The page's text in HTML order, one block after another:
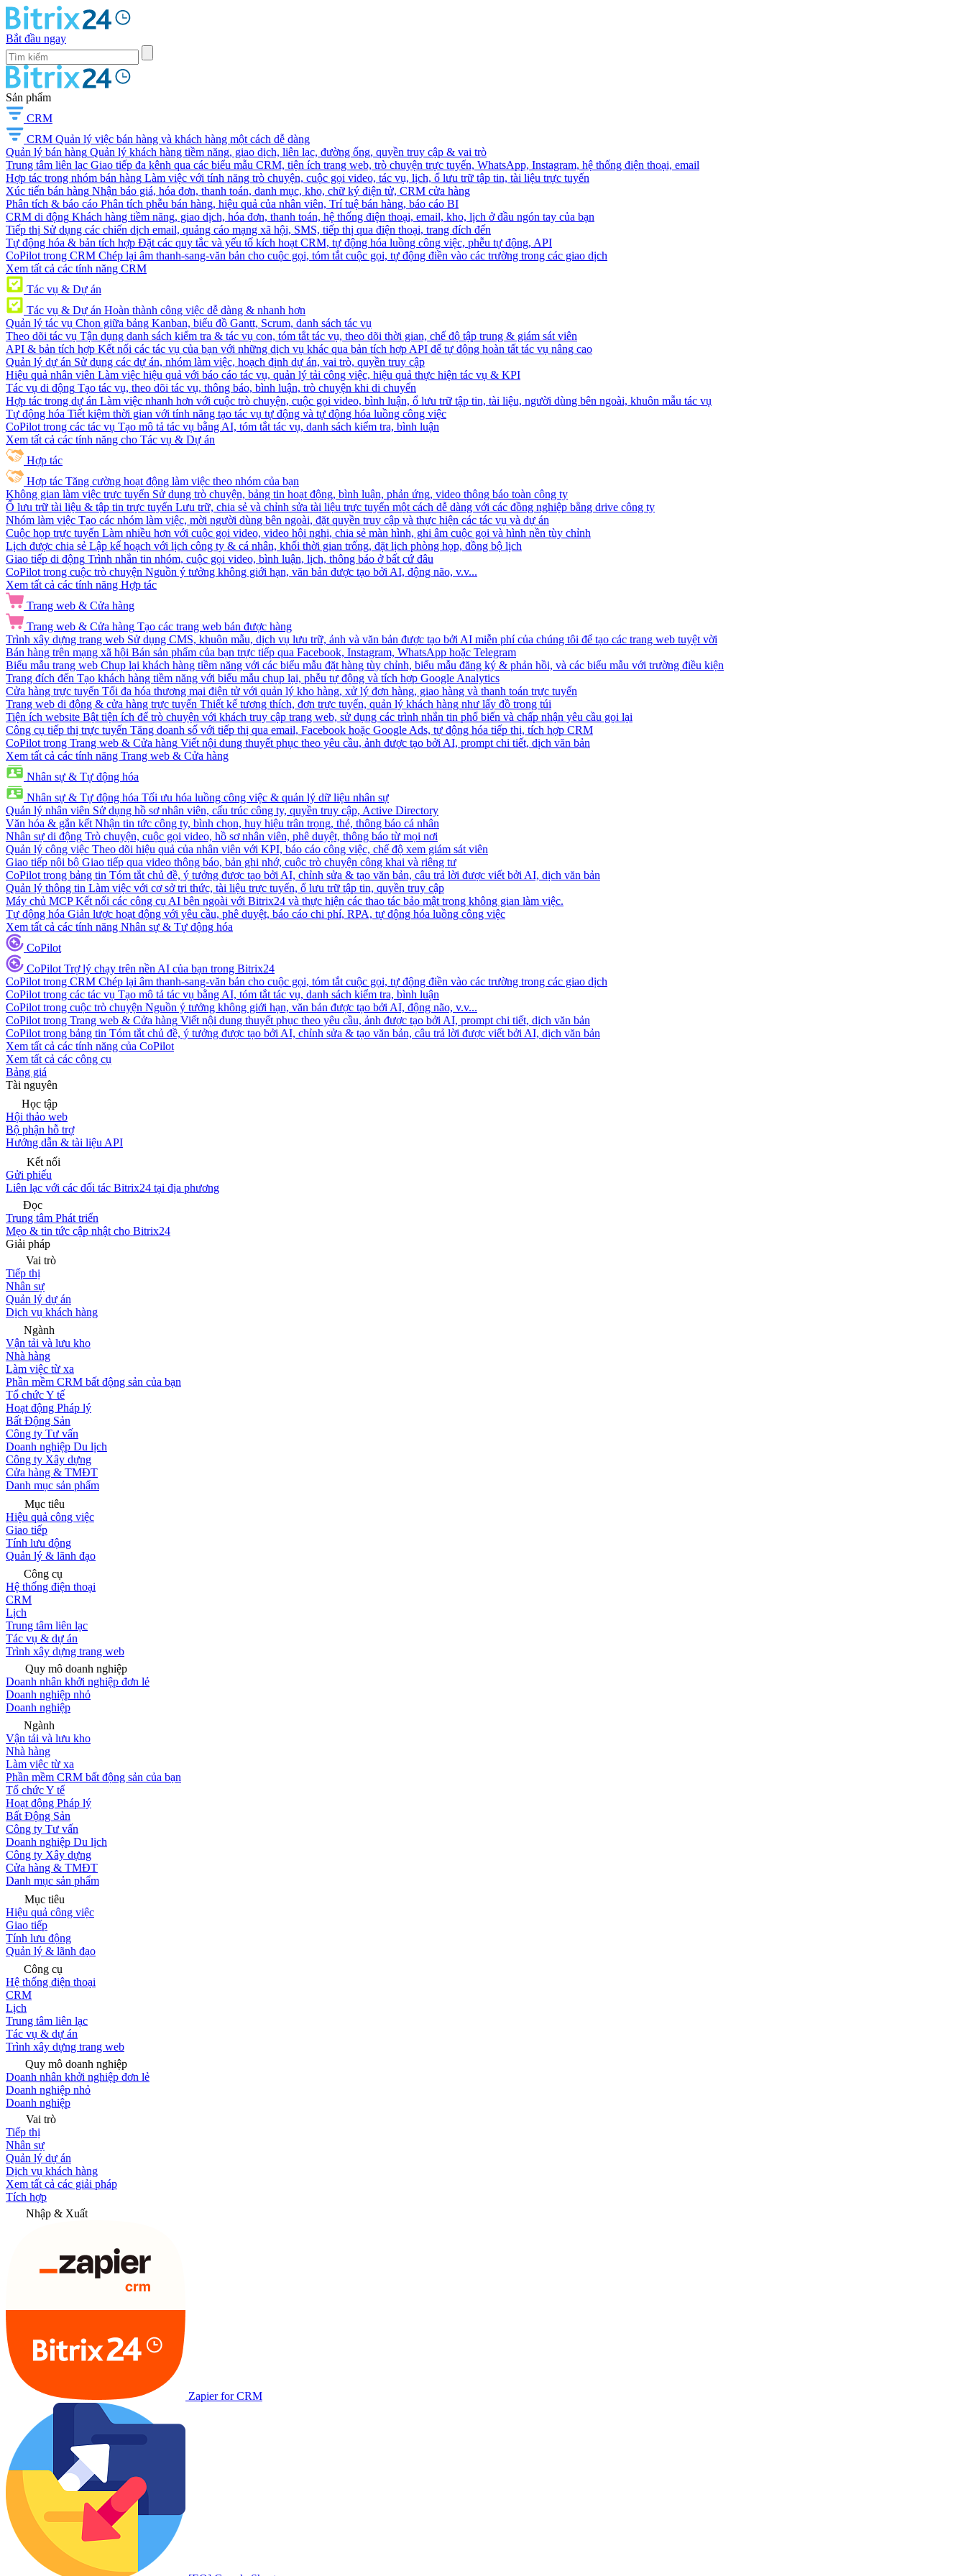
Bắt đầu ngay
Sản phẩm
CRM
CRM Quản lý việc bán hàng và khách hàng một cách dễ dàng
Quản lý bán hàng Quản lý khách hàng tiềm năng, giao dịch, liên lạc, đường ống, quyền truy cập & vai trò
Trung tâm liên lạc Giao tiếp đa kênh qua các biểu mẫu CRM, tiện ích trang web, trò chuyện trực tuyến, WhatsApp, Instagram, hệ thống điện thoại, email
Hợp tác trong nhóm bán hàng Làm việc với tính năng trò chuyện, cuộc gọi video, tác vụ, lịch, ổ lưu trữ tập tin, tài liệu trực tuyến
Xúc tiến bán hàng Nhận báo giá, hóa đơn, thanh toán, danh mục, kho, chữ ký điện tử, CRM cửa hàng
Phân tích & báo cáo Phân tích phễu bán hàng, hiệu quả của nhân viên, Trí tuệ bán hàng, báo cáo BI
CRM di động Khách hàng tiềm năng, giao dịch, hóa đơn, thanh toán, hệ thống điện thoại, email, kho, lịch ở đầu ngón tay của bạn
Tiếp thị Sử dụng các chiến dịch email, quảng cáo mạng xã hội, SMS, tiếp thị qua điện thoại, trang đích đến
Tự động hóa & bản tích hợp Đặt các quy tắc và yếu tố kích hoạt CRM, tự động hóa luồng công việc, phễu tự động, API
CoPilot trong CRM Chép lại âm thanh-sang-văn bản cho cuộc gọi, tóm tắt cuộc gọi, tự động điền vào các trường trong các giao dịch
Xem tất cả các tính năng CRM
Tác vụ & Dự án
Tác vụ & Dự án Hoàn thành công việc dễ dàng & nhanh hơn
Quản lý tác vụ Chọn giữa bảng Kanban, biểu đồ Gantt, Scrum, danh sách tác vụ
Theo dõi tác vụ Tận dụng danh sách kiểm tra & tác vụ con, tóm tắt tác vụ, theo dõi thời gian, chế độ tập trung & giám sát viên
API & bản tích hợp Kết nối các tác vụ của bạn với những dịch vụ khác qua bản tích hợp API để tự động hoàn tất tác vụ nâng cao
Quản lý dự án Sử dụng các dự án, nhóm làm việc, hoạch định dự án, vai trò, quyền truy cập
Hiệu quả nhân viên Làm việc hiệu quả với báo cáo tác vụ, quản lý tải công việc, hiệu quả thực hiện tác vụ & KPI
Tác vụ di động Tạo tác vụ, theo dõi tác vụ, thông báo, bình luận, trò chuyện khi di chuyển
Hợp tác trong dự án Làm việc nhanh hơn với cuộc trò chuyện, cuộc gọi video, bình luận, ổ lưu trữ tập tin, tài liệu, người dùng bên ngoài, khuôn mẫu tác vụ
Tự động hóa Tiết kiệm thời gian với tính năng tạo tác vụ tự động và tự động hóa luồng công việc
CoPilot trong các tác vụ Tạo mô tả tác vụ bằng AI, tóm tắt tác vụ, danh sách kiểm tra, bình luận
Xem tất cả các tính năng cho Tác vụ & Dự án
Hợp tác
Hợp tác Tăng cường hoạt động làm việc theo nhóm của bạn
Không gian làm việc trực tuyến Sử dụng trò chuyện, bảng tin hoạt động, bình luận, phản ứng, video thông báo toàn công ty
Ổ lưu trữ tài liệu & tập tin trực tuyến Lưu trữ, chia sẻ và chỉnh sửa tài liệu trực tuyến một cách dễ dàng với các đồng nghiệp bằng drive công ty
Nhóm làm việc Tạo các nhóm làm việc, mời người dùng bên ngoài, đặt quyền truy cập và thực hiện các tác vụ và dự án
Cuộc họp trực tuyến Làm nhiều hơn với cuộc gọi video, video hội nghị, chia sẻ màn hình, ghi âm cuộc gọi và hình nền tùy chỉnh
Lịch được chia sẻ Lập kế hoạch với lịch công ty & cá nhân, khối thời gian trống, đặt lịch phòng họp, đồng bộ lịch
Giao tiếp di động Trình nhắn tin nhóm, cuộc gọi video, bình luận, lịch, thông báo ở bất cứ đâu
CoPilot trong cuộc trò chuyện Nguồn ý tưởng không giới hạn, văn bản được tạo bởi AI, động não, v.v...
Xem tất cả các tính năng Hợp tác
Trang web & Cửa hàng
Trang web & Cửa hàng Tạo các trang web bán được hàng
Trình xây dựng trang web Sử dụng CMS, khuôn mẫu, dịch vụ lưu trữ, ảnh và văn bản được tạo bởi AI miễn phí của chúng tôi để tạo các trang web tuyệt vời
Bán hàng trên mạng xã hội Bán sản phẩm của bạn trực tiếp qua Facebook, Instagram, WhatsApp hoặc Telegram
Biểu mẫu trang web Chụp lại khách hàng tiềm năng với các biểu mẫu đặt hàng tùy chỉnh, biểu mẫu đăng ký & phản hồi, và các biểu mẫu với trường điều kiện
Trang đích đến Tạo khách hàng tiềm năng với biểu mẫu chụp lại, phễu tự động và tích hợp Google Analytics
Cửa hàng trực tuyến Tối đa hóa thương mại điện tử với quản lý kho hàng, xử lý đơn hàng, giao hàng và thanh toán trực tuyến
Trang web di động & cửa hàng trực tuyến Thiết kế tương thích, đơn trực tuyến, quản lý khách hàng như lấy đồ trong túi
Tiện ích website Bật tiện ích để trò chuyện với khách truy cập trang web, sử dụng các trình nhắn tin phổ biến và chấp nhận yêu cầu gọi lại
Công cụ tiếp thị trực tuyến Tăng doanh số với tiếp thị qua email, Facebook hoặc Google Ads, tự động hóa tiếp thị, tích hợp CRM
CoPilot trong Trang web & Cửa hàng Viết nội dung thuyết phục theo yêu cầu, ảnh được tạo bởi AI, prompt chi tiết, dịch văn bản
Xem tất cả các tính năng Trang web & Cửa hàng
Nhân sự & Tự động hóa
Nhân sự & Tự động hóa Tối ưu hóa luồng công việc & quản lý dữ liệu nhân sự
Quản lý nhân viên Sử dụng hồ sơ nhân viên, cấu trúc công ty, quyền truy cập, Active Directory
Văn hóa & gắn kết Nhận tin tức công ty, bình chọn, huy hiệu trân trọng, thẻ, thông báo cá nhân
Nhân sự di động Trò chuyện, cuộc gọi video, hồ sơ nhân viên, phê duyệt, thông báo từ mọi nơi
Quản lý công việc Theo dõi hiệu quả của nhân viên với KPI, báo cáo công việc, chế độ xem giám sát viên
Giao tiếp nội bộ Giao tiếp qua video thông báo, bản ghi nhớ, cuộc trò chuyện công khai và riêng tư
CoPilot trong bảng tin Tóm tắt chủ đề, ý tưởng được tạo bởi AI, chỉnh sửa & tạo văn bản, câu trả lời được viết bởi AI, dịch văn bản
Quản lý thông tin Làm việc với cơ sở tri thức, tài liệu trực tuyến, ổ lưu trữ tập tin, quyền truy cập
Máy chủ MCP Kết nối các công cụ AI bên ngoài với Bitrix24 và thực hiện các thao tác bảo mật trong không gian làm việc.
Tự động hóa Giản lược hoạt động với yêu cầu, phê duyệt, báo cáo chi phí, RPA, tự động hóa luồng công việc
Xem tất cả các tính năng Nhân sự & Tự động hóa
CoPilot
CoPilot Trợ lý chạy trên nền AI của bạn trong Bitrix24
CoPilot trong CRM Chép lại âm thanh-sang-văn bản cho cuộc gọi, tóm tắt cuộc gọi, tự động điền vào các trường trong các giao dịch
CoPilot trong các tác vụ Tạo mô tả tác vụ bằng AI, tóm tắt tác vụ, danh sách kiểm tra, bình luận
CoPilot trong cuộc trò chuyện Nguồn ý tưởng không giới hạn, văn bản được tạo bởi AI, động não, v.v...
CoPilot trong Trang web & Cửa hàng Viết nội dung thuyết phục theo yêu cầu, ảnh được tạo bởi AI, prompt chi tiết, dịch văn bản
CoPilot trong bảng tin Tóm tắt chủ đề, ý tưởng được tạo bởi AI, chỉnh sửa & tạo văn bản, câu trả lời được viết bởi AI, dịch văn bản
Xem tất cả các tính năng của CoPilot
Xem tất cả các công cụ
Bảng giá
Tài nguyên
Học tập
Hội thảo web
Bộ phận hỗ trợ
Hướng dẫn & tài liệu API
Kết nối
Gửi phiếu
Liên lạc với các đối tác Bitrix24 tại địa phương
Đọc
Trung tâm Phát triển
Mẹo & tin tức cập nhật cho Bitrix24
Giải pháp
Vai trò
Tiếp thị
Nhân sự
Quản lý dự án
Dịch vụ khách hàng
Ngành
Vận tải và lưu kho
Nhà hàng
Làm việc từ xa
Phần mềm CRM bất động sản của bạn
Tổ chức Y tế
Hoạt động Pháp lý
Bất Động Sản
Công ty Tư vấn
Doanh nghiệp Du lịch
Công ty Xây dựng
Cửa hàng & TMĐT
Danh mục sản phẩm
Mục tiêu
Hiệu quả công việc
Giao tiếp
Tính lưu động
Quản lý & lãnh đạo
Công cụ
Hệ thống điện thoại
CRM
Lịch
Trung tâm liên lạc
Tác vụ & dự án
Trình xây dựng trang web
Quy mô doanh nghiệp
Doanh nhân khởi nghiệp đơn lẻ
Doanh nghiệp nhỏ
Doanh nghiệp
Ngành
Vận tải và lưu kho
Nhà hàng
Làm việc từ xa
Phần mềm CRM bất động sản của bạn
Tổ chức Y tế
Hoạt động Pháp lý
Bất Động Sản
Công ty Tư vấn
Doanh nghiệp Du lịch
Công ty Xây dựng
Cửa hàng & TMĐT
Danh mục sản phẩm
Mục tiêu
Hiệu quả công việc
Giao tiếp
Tính lưu động
Quản lý & lãnh đạo
Công cụ
Hệ thống điện thoại
CRM
Lịch
Trung tâm liên lạc
Tác vụ & dự án
Trình xây dựng trang web
Quy mô doanh nghiệp
Doanh nhân khởi nghiệp đơn lẻ
Doanh nghiệp nhỏ
Doanh nghiệp
Vai trò
Tiếp thị
Nhân sự
Quản lý dự án
Dịch vụ khách hàng
Xem tất cả các giải pháp
Tích hợp
Nhập & Xuất
Zapier for CRM